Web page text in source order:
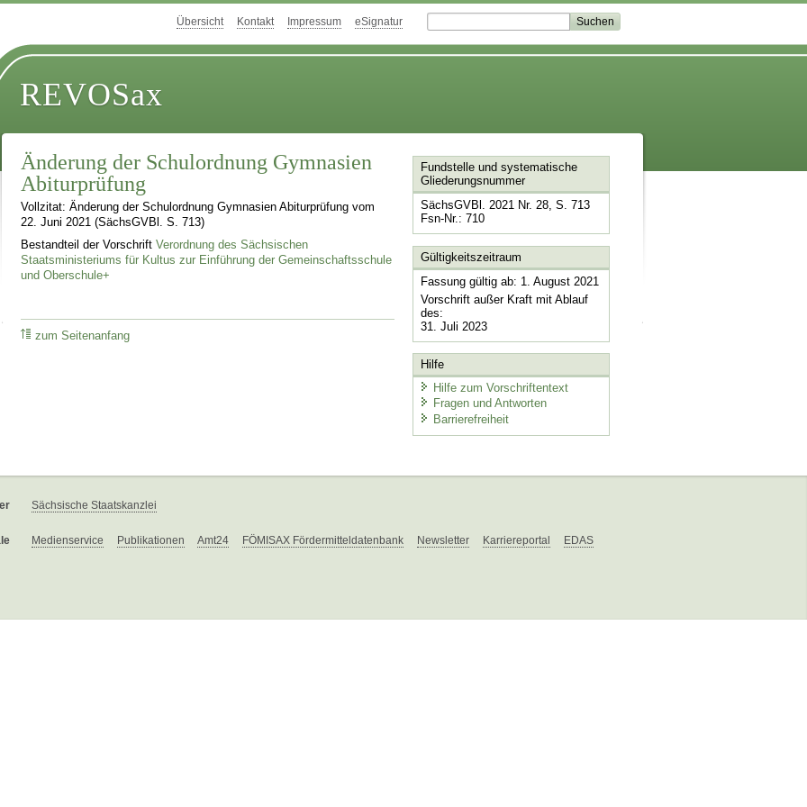
Übersicht Kontakt Impressum eSignatur
REVOSax
Änderung der Schulordnung Gymnasien
Abiturprüfung
Vollzitat: Änderung der Schulordnung Gymnasien Abiturprüfung vom
22. Juni 2021 (SächsGVBl. S. 713)
Bestandteil der VorschriftVerordnung des Sächsischen
Staatsministeriums für Kultus zur Einführung der Gemeinschaftsschule
und Oberschule+
zum Seitenanfang
Fundstelle und systematische
Gliederungsnummer
SächsGVBl. 2021 Nr. 28, S. 713
Fsn-Nr.: 710
Gültigkeitszeitraum
Fassung gültig ab: 1. August 2021
Vorschrift außer Kraft mit Ablauf
des:
31. Juli 2023
Hilfe
Hilfe zum Vorschriftentext
Fragen und Antworten
Barrierefreiheit
Sächsische Staatskanzlei
Medienservice Publikationen Amt24 FÖMISAX Fördermitteldatenbank Newsletter Karriereportal EDAS